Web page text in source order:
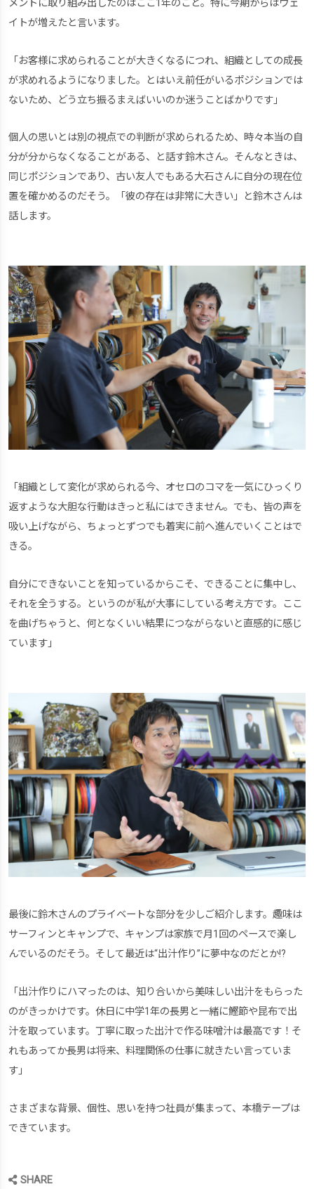
メントに取り組み出したのはここ1年のこと。特に今期からはウェ
イトが増えたと言います。
「お客様に求められることが大きくなるにつれ、組織としての成長
が求めれるようになりました。とはいえ前任がいるポジションでは
ないため、どう立ち振るまえばいいのか迷うことばかりです」
個人の思いとは別の視点での判断が求められるため、時々本当の自
分が分からなくなることがある、と話す鈴木さん。そんなときは、
同じポジションであり、古い友人でもある大石さんに自分の現在位
置を確かめるのだそう。「彼の存在は非常に大きい」と鈴木さんは
話します。
「組織として変化が求められる今、オセロのコマを一気にひっくり
返すような大胆な行動はきっと私にはできません。でも、皆の声を
吸い上げながら、ちょっとずつでも着実に前へ進んでいくことはで
きる。
自分にできないことを知っているからこそ、できることに集中し、
それを全うする。というのが私が大事にしている考え方です。ここ
を曲げちゃうと、何となくいい結果につながらないと直感的に感じ
ています」
最後に鈴木さんのプライベートな部分を少しご紹介します。趣味は
サーフィンとキャンプで、キャンプは家族で月1回のペースで楽し
んでいるのだそう。そして最近は“出汁作り”に夢中なのだとか!?
「出汁作りにハマったのは、知り合いから美味しい出汁をもらった
のがきっかけです。休日に中学1年の長男と一緒に鰹節や昆布で出
汁を取っています。丁寧に取った出汁で作る味噌汁は最高です！そ
れもあってか長男は将来、料理関係の仕事に就きたい言っていま
す」
さまざまな背景、個性、思いを持つ社員が集まって、本橋テープは
できています。
SHARE